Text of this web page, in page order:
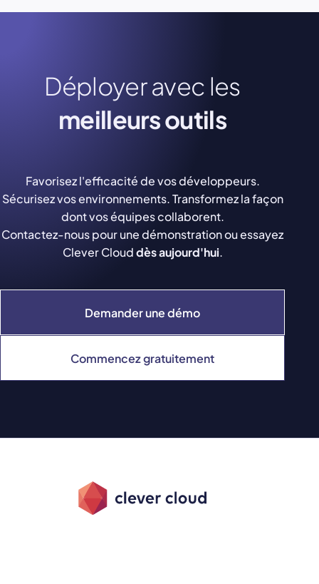
Déployer avec les
meilleurs outils
Demander une démo
Commencez gratuitement
Favorisez l'efficacité de vos développeurs.
Sécurisez vos environnements. Transformez la façon
dont vos équipes collaborent.
Contactez-nous pour une démonstration ou essayez
Clever Clouddès aujourd'hui.